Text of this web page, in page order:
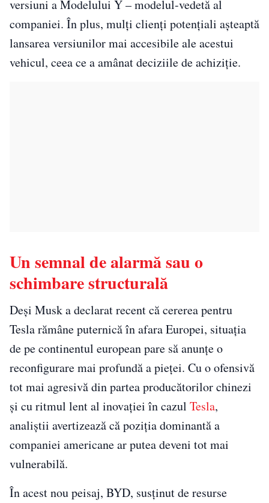
versiuni a Modelului Y – modelul-vedetă al
companiei. În plus, mulți clienți potențiali așteaptă
lansarea versiunilor mai accesibile ale acestui
vehicul, ceea ce a amânat deciziile de achiziție.
Un semnal de alarmă sau o
schimbare structurală
Deși Musk a declarat recent că cererea pentru
Tesla rămâne puternică în afara Europei, situația
de pe continentul european pare să anunțe o
reconfigurare mai profundă a pieței. Cu o ofensivă
tot mai agresivă din partea producătorilor chinezi
și cu ritmul lent al inovației în cazul Tesla,
analiștii avertizează că poziția dominantă a
companiei americane ar putea deveni tot mai
vulnerabilă.
În acest nou peisaj, BYD, susținut de resurse